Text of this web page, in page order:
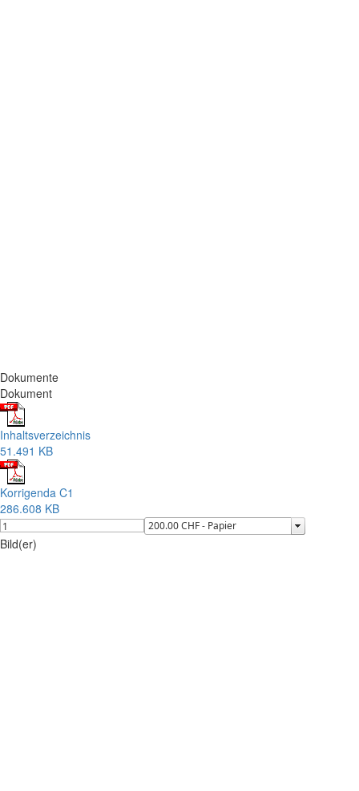
Dokumente
Dokument
Inhaltsverzeichnis
51.491 KB
Korrigenda C1
286.608 KB
Bild(er)